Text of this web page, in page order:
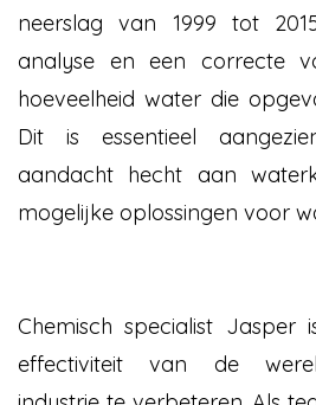
neerslag van 1999 tot
analyse en een correcte
hoeveelheid water die
Dit is essentieel
aandacht hecht aan
mogelijke oplossingen voor
Chemisch specialist
effectiviteit van de